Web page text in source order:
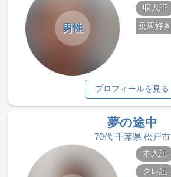
男性
収入証
乗馬好き
プロフィールを見る
夢の途中
70代 千葉県 松戸市
本人証
クレ証